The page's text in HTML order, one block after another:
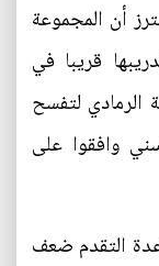
أن المجموعة
تدريبها قريبا في
الرمادي لتفسح
لمجموعة ثانية من نحو 500 سني وافقوا على
التقدم ضعف